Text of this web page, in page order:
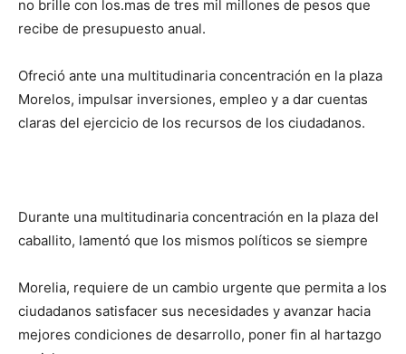
no brille con los.mas de tres mil millones de pesos que
recibe de presupuesto anual.
Ofreció ante una multitudinaria concentración en la plaza
Morelos, impulsar inversiones, empleo y a dar cuentas
claras del ejercicio de los recursos de los ciudadanos.
Durante una multitudinaria concentración en la plaza del
caballito, lamentó que los mismos políticos se siempre
Morelia, requiere de un cambio urgente que permita a los
ciudadanos satisfacer sus necesidades y avanzar hacia
mejores condiciones de desarrollo, poner fin al hartazgo